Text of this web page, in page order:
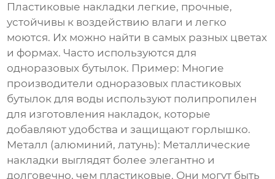
Пластиковые накладки легкие, прочные,
устойчивы к воздействию влаги и легко
моются. Их можно найти в самых разных цветах
и формах. Часто используются для
одноразовых бутылок. Пример: Многие
производители одноразовых пластиковых
бутылок для воды используют полипропилен
для изготовления накладок, которые
добавляют удобства и защищают горлышко.
Металл (алюминий, латунь): Металлические
накладки выглядят более элегантно и
долговечно, чем пластиковые. Они могут быть